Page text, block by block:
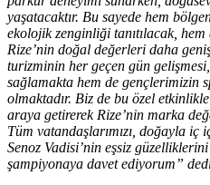
yaşatacaktır. Bu sayede hem
ekolojik zenginliği tanıtılacak, hem
Rize’nin doğal değerleri daha
turizminin her geçen gün
sağlamakta hem de gençlerimizin
olmaktadır. Biz de bu özel
araya getirerek Rize’nin marka
Tüm vatandaşlarımızı, doğayla
Senoz Vadisi’nin eşsiz
şampiyonaya davet ediyorum”